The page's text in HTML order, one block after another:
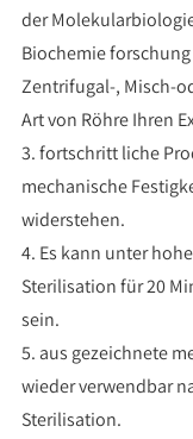
der
Biochemie
Zentrifugal-, Misch-
Art von Röhre Ihren
3. fortschritt liche
mechanische
widerstehen.
4. Es kann unter
Sterilisation für 20
sein.
5. aus gezeichnete
wieder verwendbar
Sterilisation.